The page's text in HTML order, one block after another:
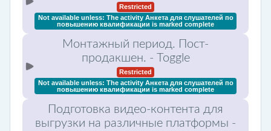
Restricted
Not available unless: The activity Анкета для слушателей по
повышению квалификации is marked complete
Монтажный период. Пост-
продакшен. - Toggle
Restricted
Not available unless: The activity Анкета для слушателей по
повышению квалификации is marked complete
Подготовка видео-контента для
выгрузки на различные платформы -